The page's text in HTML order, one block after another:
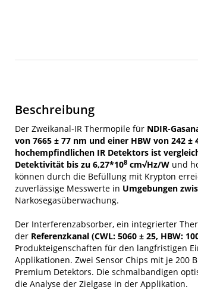
Beschreibung
Der Zweikanal-IR Thermopile für NDIR-
von 7665 ± 77 nm und einer HBW von 242 ±
hochempfindlichen IR Detektors ist
Detektivität bis zu 6,27*108 cm√Hz/W und
können durch die Befüllung mit Krypton
zuverlässige Messwerte in Umgebungen
Narkosegasüberwachung.
Der Interferenzabsorber, ein integrierter
der Referenzkanal (CWL: 5060 ± 25, HBW:
Produkteigenschaften für den langfristigen
Applikationen. Zwei Sensor Chips mit je 200
Premium Detektors. Die schmalbandigen
die Analyse der Zielgase in der Applikation.